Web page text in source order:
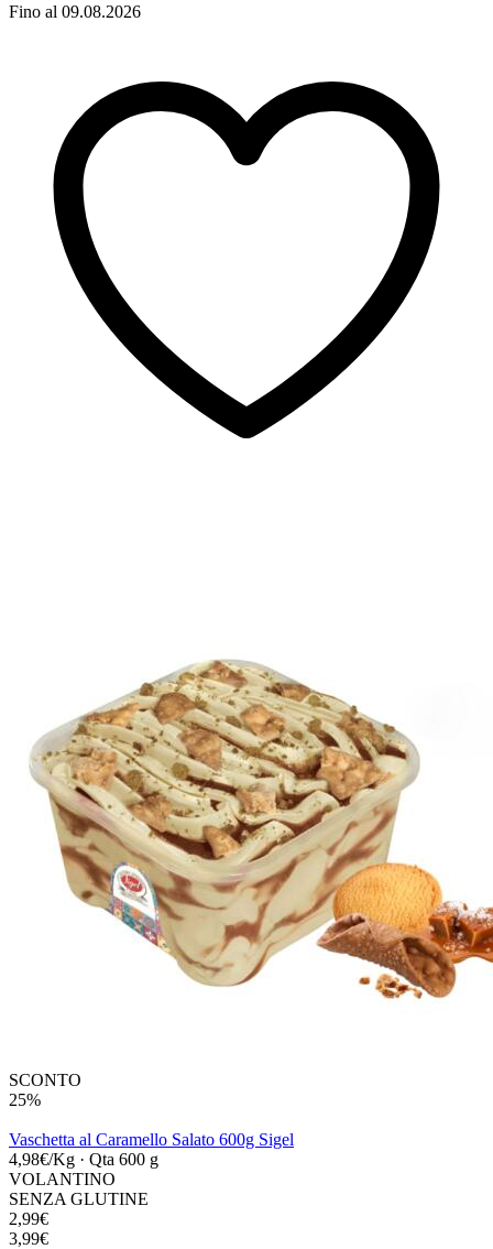
Fino al 09.08.2026
SCONTO
25%
Vaschetta al Caramello Salato 600g Sigel
4,98€/Kg · Qta 600 g
VOLANTINO
SENZA GLUTINE
2,99€
3,99€